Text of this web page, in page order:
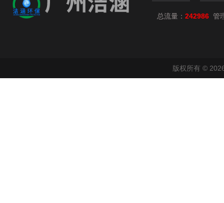
总流量： 242986 管
版权所有 ©